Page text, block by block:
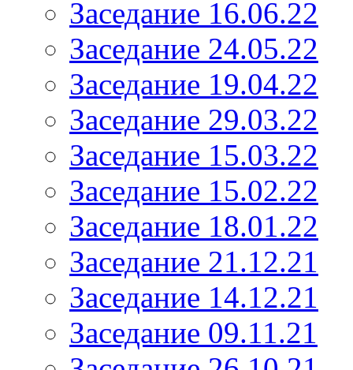
Заседание 16.06.22
Заседание 24.05.22
Заседание 19.04.22
Заседание 29.03.22
Заседание 15.03.22
Заседание 15.02.22
Заседание 18.01.22
Заседание 21.12.21
Заседание 14.12.21
Заседание 09.11.21